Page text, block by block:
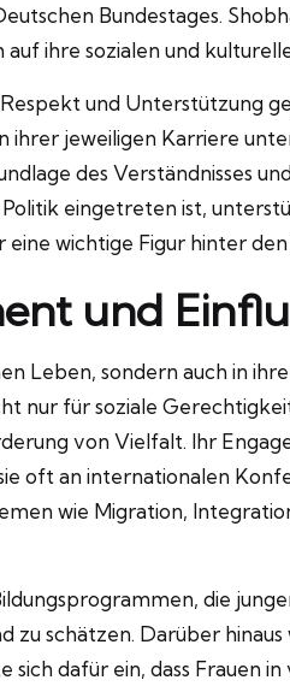
Bundestages.
ihre sozialen und
und Unterstützung
ihrer jeweiligen Karriere
des Verständnisses
eingetreten ist,
wichtige Figur hinter den
und
Leben, sondern auch in
nur für soziale
von Vielfalt. Ihr
oft an internationalen
wie Migration,
die
schätzen. Darüber hinaus
dafür ein, dass Frauen in